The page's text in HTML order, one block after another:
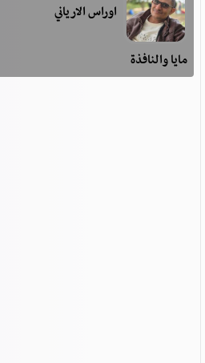
اوراس الارياني
مايا والنافذة